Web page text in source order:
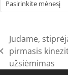
previous
post:
Judame,
pirmasis
užsiėmimas